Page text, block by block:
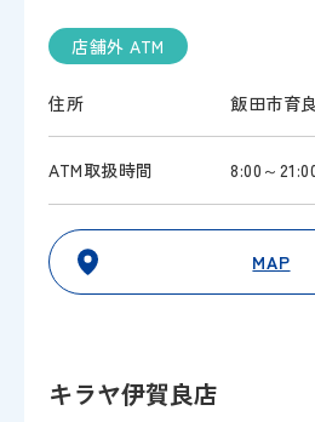
店舗外 ATM
住所 飯田市育
ATM取扱時間 8:00～
MAP
キラヤ伊賀良店